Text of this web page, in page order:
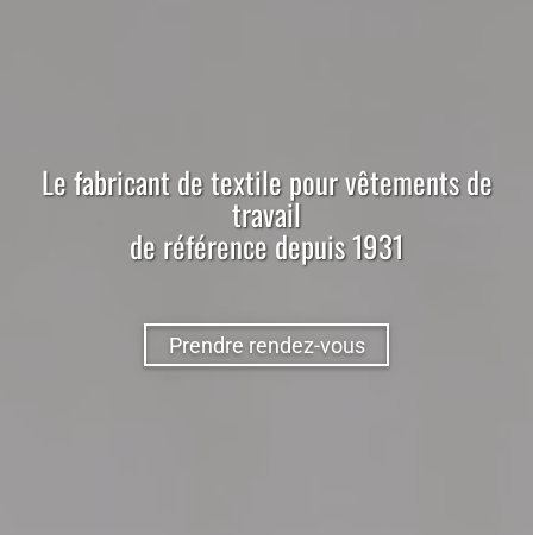
Lefabricantdetextilepourvêtements de
travail
de référence depuis 1931
Prendre rendez-vous